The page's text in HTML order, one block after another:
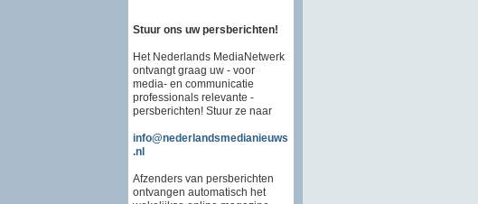
Stuur ons uw persberichten!
Het Nederlands MediaNetwerk
ontvangt graag uw - voor
media- en communicatie
professionals relevante -
persberichten! Stuur ze naar
info@nederlandsmedianieuws
.nl
Afzenders van persberichten
ontvangen automatisch het